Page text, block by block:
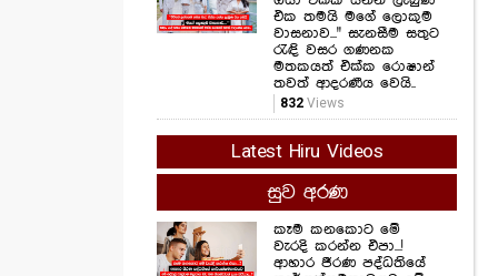
ඔබත් මේ වගේද..?
687 Views
"ජීවිතේ ලස්සනම ගමන
ඔයා එක්ක යන්න ලැබුණ
එක තමයි මගේ ලොකුම
වාසනාව..." සැනසීම සතුට
මතකයත් එක්ක රොෂාන්
තවත් ආදරණීය වෙයි..
832
Views
Latest Hiru Videos
සුව අරණ